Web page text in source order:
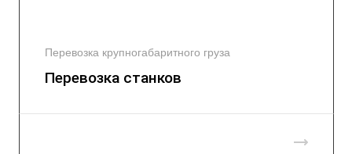
Перевозка крупногабаритного груза
Перевозка станков